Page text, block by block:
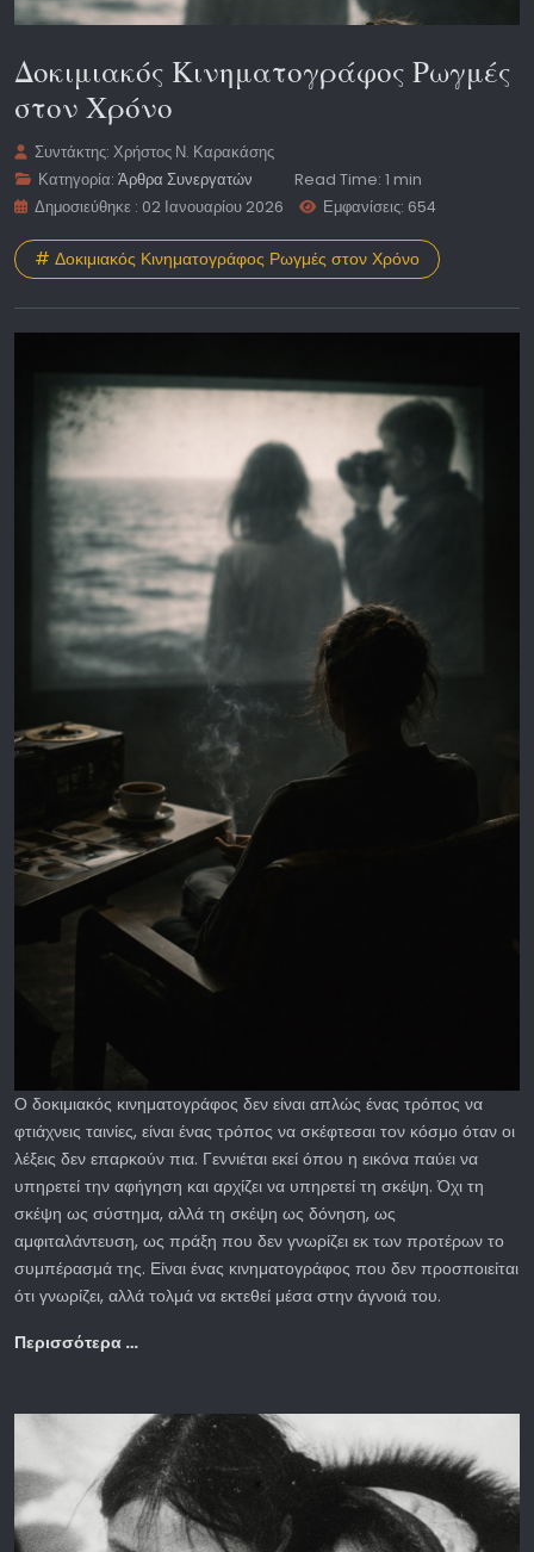
Δοκιμιακός Κινηματογράφος Ρωγμές
στον Χρόνο
Συντάκτης:Χρήστος Ν. Καρακάσης
Κατηγορία:Άρθρα Συνεργατών
Read Time: 1 min
Δημοσιεύθηκε : 02 Ιανουαρίου 2026
Εμφανίσεις: 654
# Δοκιμιακός Κινηματογράφος Ρωγμές στον Χρόνο
Ο δοκιμιακός κινηματογράφος δεν είναι απλώς ένας τρόπος να
φτιάχνεις ταινίες, είναι ένας τρόπος να σκέφτεσαι τον κόσμο όταν οι
λέξεις δεν επαρκούν πια. Γεννιέται εκεί όπου η εικόνα παύει να
υπηρετεί την αφήγηση και αρχίζει να υπηρετεί τη σκέψη. Όχι τη
σκέψη ως σύστημα, αλλά τη σκέψη ως δόνηση, ως
αμφιταλάντευση, ως πράξη που δεν γνωρίζει εκ των προτέρων το
συμπέρασμά της. Είναι ένας κινηματογράφος που δεν προσποιείται
ότι γνωρίζει, αλλά τολμά να εκτεθεί μέσα στην άγνοιά του.
Περισσότερα …